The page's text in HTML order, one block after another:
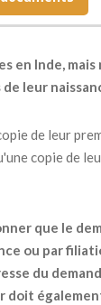
en Inde, mais
leur
de leur
copie de
que le
ou par
du
doit